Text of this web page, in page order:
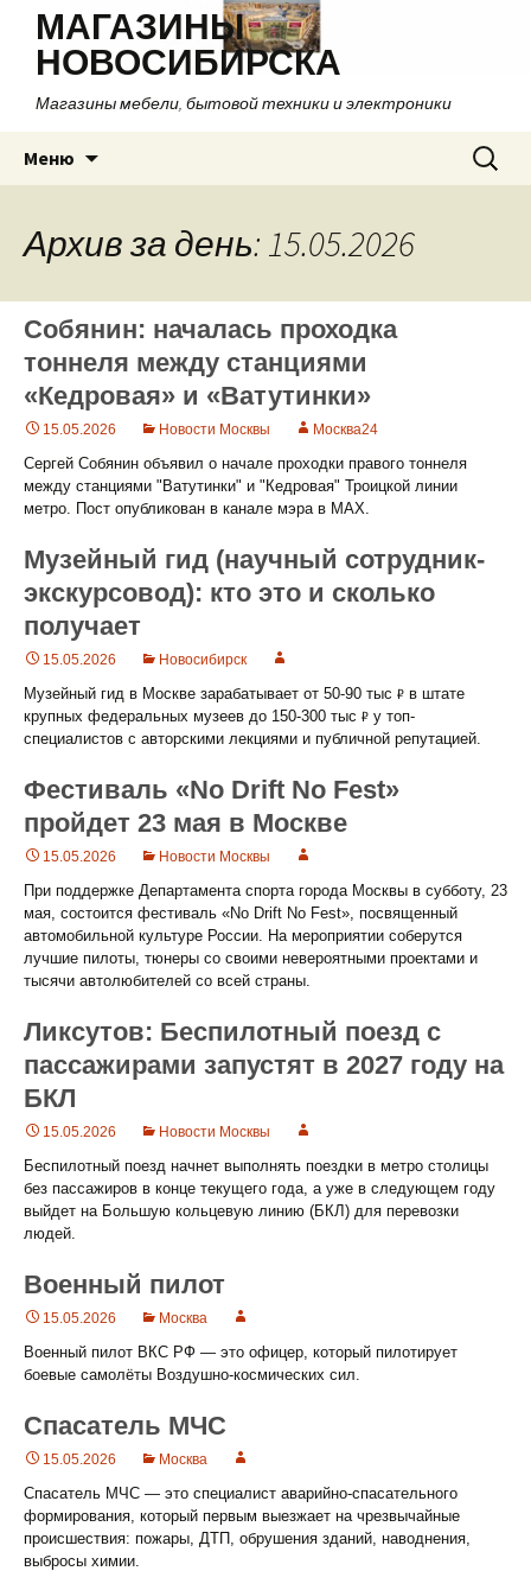
МАГАЗИНЫ
НОВОСИБИРСКА
Магазины мебели, бытовой техники и электроники
Меню
содержимому
Найти:
Архив за день: 15.05.2026
Собянин: началась проходка
тоннеля между станциями
«Кедровая» и «Ватутинки»
15.05.2026 Новости Москвы Москва24
Сергей Собянин объявил о начале проходки правого тоннеля
между станциями "Ватутинки" и "Кедровая" Троицкой линии
метро. Пост опубликован в канале мэра в МАХ.
Музейный гид (научный сотрудник-
экскурсовод): кто это и сколько
получает
15.05.2026 Новосибирск
Музейный гид в Москве зарабатывает от 50-90 тыс ₽ в штате
крупных федеральных музеев до 150-300 тыс ₽ у топ-
специалистов с авторскими лекциями и публичной репутацией.
Фестиваль «No Drift No Fest»
пройдет 23 мая в Москве
15.05.2026 Новости Москвы
При поддержке Департамента спорта города Москвы в субботу, 23
мая, состоится фестиваль «No Drift No Fest», посвященный
автомобильной культуре России. На мероприятии соберутся
лучшие пилоты, тюнеры со своими невероятными проектами и
тысячи автолюбителей со всей страны.
Ликсутов: Беспилотный поезд с
пассажирами запустят в 2027 году на
БКЛ
15.05.2026 Новости Москвы
Беспилотный поезд начнет выполнять поездки в метро столицы
без пассажиров в конце текущего года, а уже в следующем году
выйдет на Большую кольцевую линию (БКЛ) для перевозки
людей.
Военный пилот
15.05.2026 Москва
Военный пилот ВКС РФ — это офицер, который пилотирует
боевые самолёты Воздушно-космических сил.
Спасатель МЧС
15.05.2026 Москва
Спасатель МЧС — это специалист аварийно-спасательного
формирования, который первым выезжает на чрезвычайные
происшествия: пожары, ДТП, обрушения зданий, наводнения,
выбросы химии.